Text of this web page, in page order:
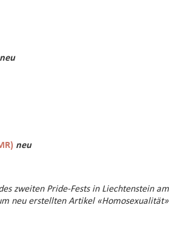
neu
neu
zweiten Pride-Fests in Liechtenstein am
neu erstellten Artikel